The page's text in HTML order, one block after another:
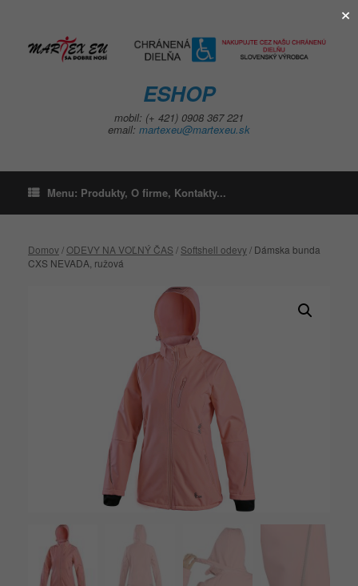
ESHOP
mobil: (+ 421) 0908 367 221
email: martexeu@martexeu.sk
Menu: Produkty, O firme, Kontakty...
Domov/ODEVY NA VOĽNÝ ČAS / Softshell odevy/ Dámska bunda
CXS NEVADA, ružová
×